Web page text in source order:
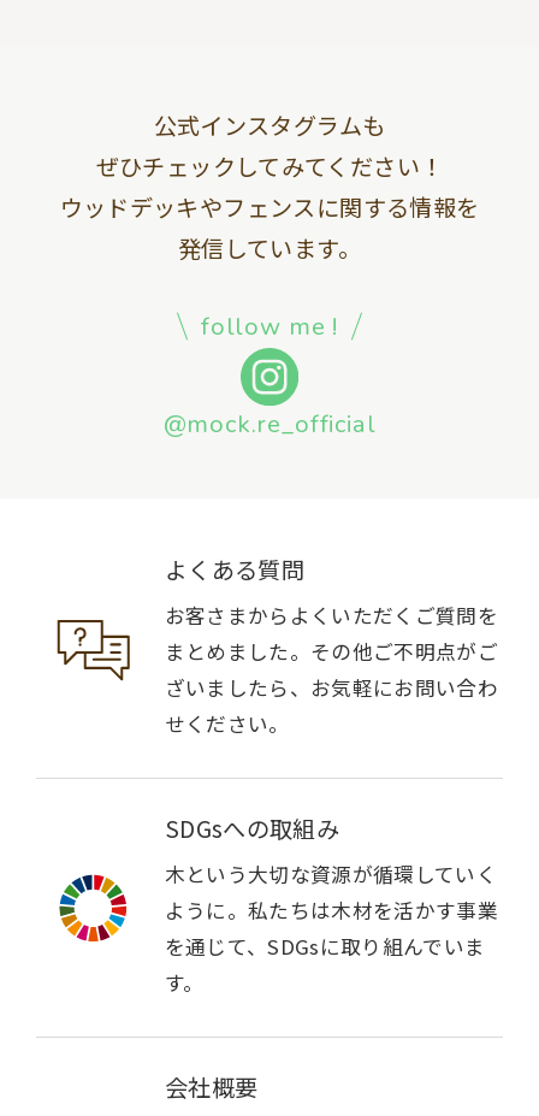
公式インスタグラムも
ぜひチェックしてみてください！
ウッドデッキやフェンスに関する情報を
発信しています。
follow me !
@mock.re_official
よくある質問
お客さまからよくいただくご質問を
まとめました。その他ご不明点がご
ざいましたら、お気軽にお問い合わ
せください。
SDGsへの取組み
木という大切な資源が循環していく
ように。私たちは木材を活かす事業
を通じて、SDGsに取り組んでいま
す。
会社概要